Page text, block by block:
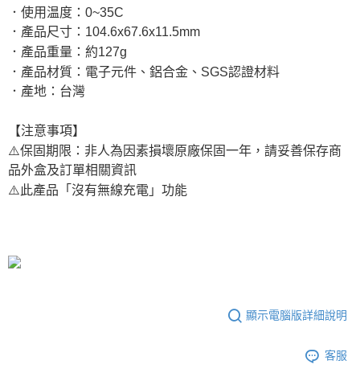
．使用温度：0~35C
．產品尺寸：104.6x67.6x11.5mm
．產品重量：約127g
．產品材質：電子元件、鋁合金、SGS認證材料
．產地：台灣
【注意事項】
⚠️保固期限：非人為因素損壞原廠保固一年，請妥善保存商
品外盒及訂單相關資訊
⚠️此產品「沒有無線充電」功能
顯示電腦版詳細說明
客服